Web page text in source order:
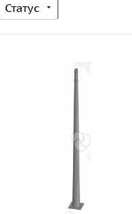
Статус